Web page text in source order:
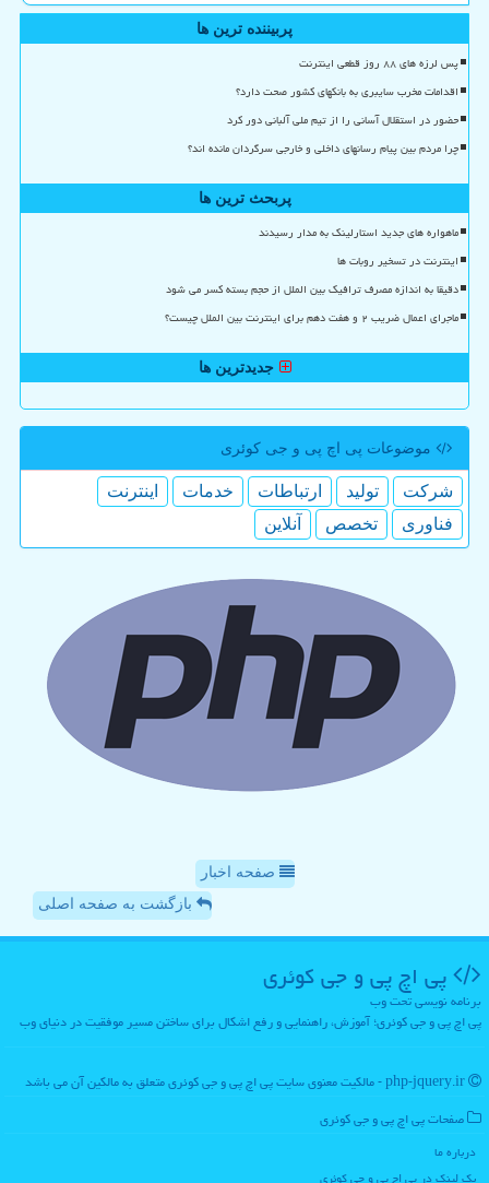
پربیننده ترین ها
پس لرزه های ۸۸ روز قطعی اینترنت
اقدامات مخرب سایبری به بانکهای کشور صحت دارد؟
حضور در استقلال آسانی را از تیم ملی آلبانی دور کرد
چرا مردم بین پیام رسانهای داخلی و خارجی سرگردان مانده اند؟
پربحث ترین ها
ماهواره های جدید استارلینک به مدار رسیدند
اینترنت در تسخیر روبات ها
دقیقا به اندازه مصرف ترافیک بین الملل از حجم بسته کسر می شود
ماجرای اعمال ضریب ۲ و هفت دهم برای اینترنت بین الملل چیست؟
جدیدترین ها
موضوعات پی اچ پی و جی كوئری
شركت تولید ارتباطات خدمات
اینترنت
فناوری
تخصص آنلاین
صفحه اخبار
بازگشت به صفحه اصلی
پی اچ پی و جی كوئری
برنامه نویسی تحت وب
پی اچ پی و جی کوئری؛ آموزش، راهنمایی و رفع اشکال برای ساختن مسیر موفقیت در دنیای وب
صفحات پی اچ پی و جی كوئری
درباره ما